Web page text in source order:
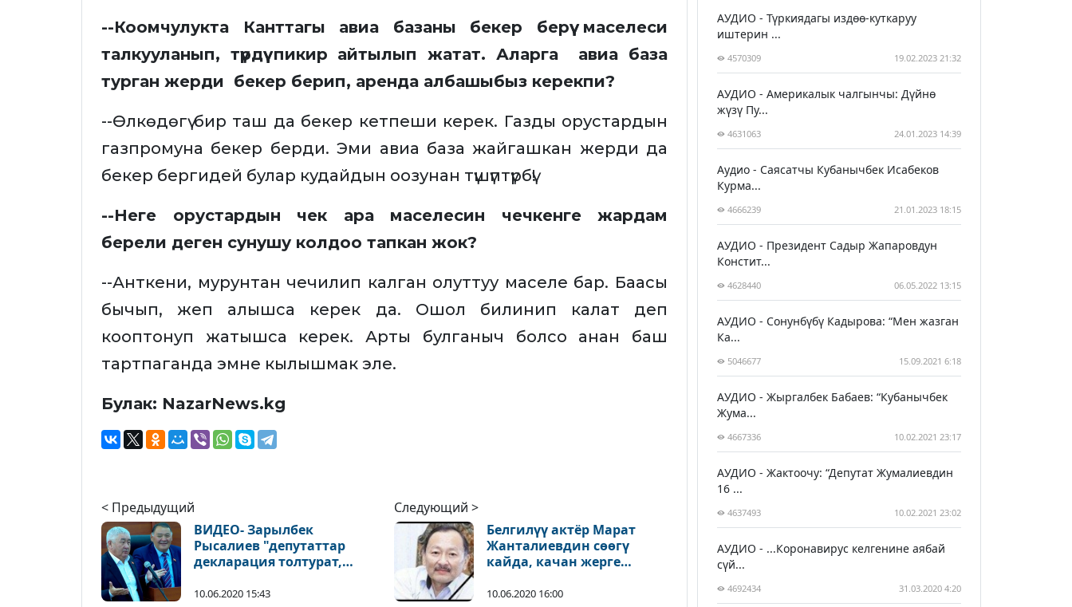
--Коомчулукта Канттагы авиа базаны бекер берүү маселеси
талкууланып, түрдүү пикир айтылып жатат. Аларга авиа база
турган жерди бекер берип, аренда албашыбыз керекпи?
--Өлкөдөгү бир таш да бекер кетпеши керек. Газды орустардын
газпромуна бекер берди. Эми авиа база жайгашкан жерди да
бекер бергидей булар кудайдын оозунан түшүптүрбү!
--Неге орустардын чек ара маселесин чечкенге жардам
берели деген сунушу колдоо тапкан жок?
--Анткени, мурунтан чечилип калган олуттуу маселе бар. Баасы
бычып, жеп алышса керек да. Ошол билинип калат деп
кооптонуп жатышса керек. Арты булганыч болсо анан баш
тартпаганда эмне кылышмак эле.
Булак: NazarNews.kg
< Предыдущий
ВИДЕО- Зарылбек
Рысалиев "депутаттар
декларация толтурат,
кылмышкерлер
10.06.2020 15:43
Следующий >
Белгилүү актёр Марат
Жанталиевдин сөөгү
кайда, качан жерге
10.06.2020 16:00
АУДИО - Түркиядагы издөө-куткаруу
иштерин ...
4570309 19.02.2023 21:32
АУДИО - Америкалык чалгынчы: Дүйнө
жүзү Пу...
4631063 24.01.2023 14:39
Аудио - Саясатчы Кубанычбек Исабеков
Курма...
4666239 21.01.2023 18:15
АУДИО - Президент Садыр Жапаровдун
Констит...
4628440 06.05.2022 13:15
АУДИО - Сонунбүбү Кадырова: “Мен жазган
Ка...
5046677 15.09.2021 6:18
АУДИО - Жыргалбек Бабаев: “Кубанычбек
Жума...
4667336 10.02.2021 23:17
АУДИО - Жактоочу: “Депутат Жумалиевдин
16 ...
4637493 10.02.2021 23:02
АУДИО - ...Коронавирус келгенине аябай
сүй...
4692434 31.03.2020 4:20